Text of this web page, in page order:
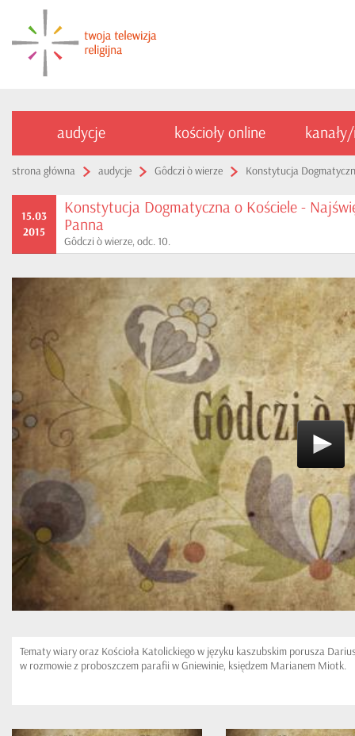
audycje kościoły online
strona główna audycje Gôdczi ò wierze Konstytucja
15.03
2015
Konstytucja Dogmatyczna o Kościele -
Panna
Gôdczi ò wierze, odc. 10.
Tematy wiary oraz Kościoła Katolickiego w języku kaszubskim porusza
w rozmowie z proboszczem parafii w Gniewinie, księdzem Marianem Miotk.